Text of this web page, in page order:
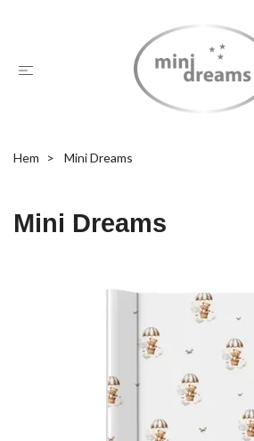
Hem Mini Dreams
Mini Dreams